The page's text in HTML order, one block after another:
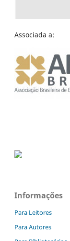
Associada a:
Informações
Para Leitores
Para Autores